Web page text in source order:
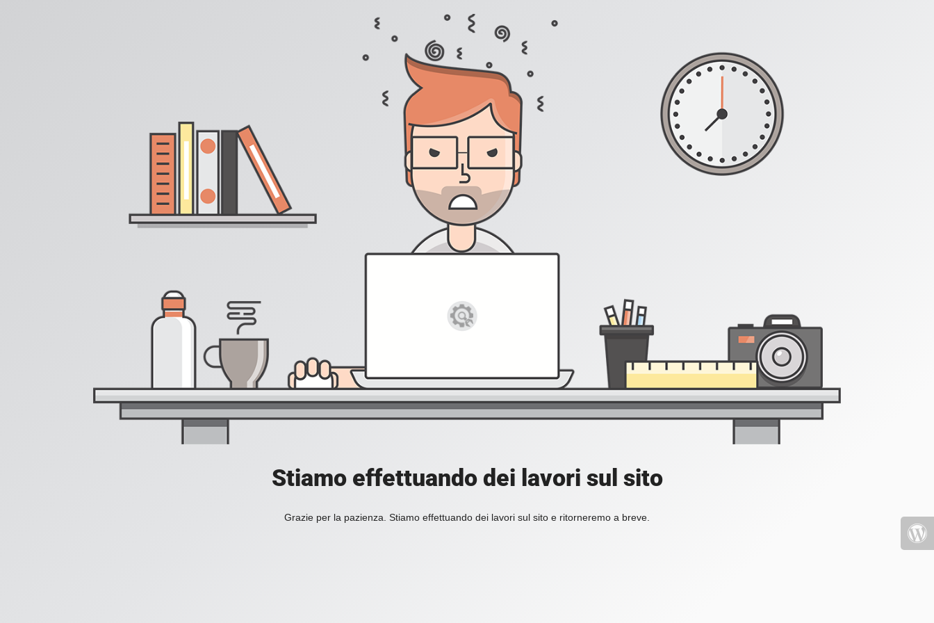
Stiamo effettuando dei lavori sul sito
Grazie per la pazienza. Stiamo effettuando dei lavori sul sito e ritorneremo a breve.